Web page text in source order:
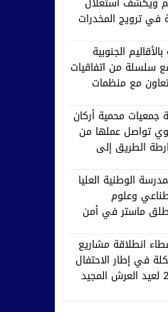
في ترويج المخدرات
الجنوبية
سلسلة من اتفاقيات
مع منظمات
جمعيات محمية أركان
تواصل عملها من
الطريق إلى
الوطنية العليا
وعلوم
ماستر في أمن
انطلاقة مشاريع
في إطار الاحتفال